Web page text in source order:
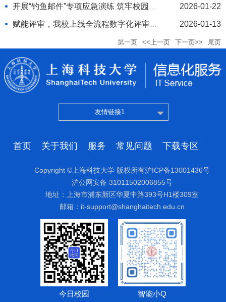
操培训圆满结束
想上海开展主题党日交流活动
开展“钓鱼邮件”专项应急演练 筑牢校园网
络安全防线
2026-01-22
赋能评审，我校上线全流程数字化评审系 2026-01-13
第一页 <<上一页 下一页>> 尾页
友情链接1
首页 关于我们 服务 常见问题 下载专区
Copyright ©上海科技大学 版权所有沪ICP备13001436号
沪公网安备 31011502006855号
地址：上海市浦东新区华夏中路393号H1楼309室
邮箱：it-support@shanghaitech.edu.cn
今日校园 智能小Q